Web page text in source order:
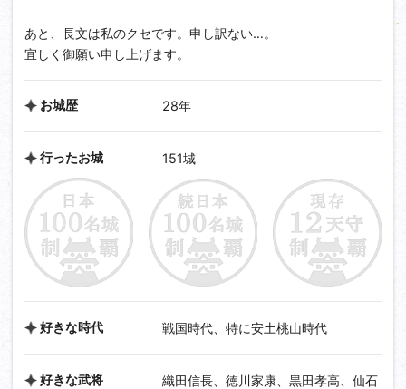
あと、長文は私のクセです。申し訳ない…。
宜しく御願い申し上げます。
お城歴 28年
行ったお城 151城
好きな時代 戦国時代、特に安土桃山時代
好きな武将
織田信長、徳川家康、黒田孝高、仙石